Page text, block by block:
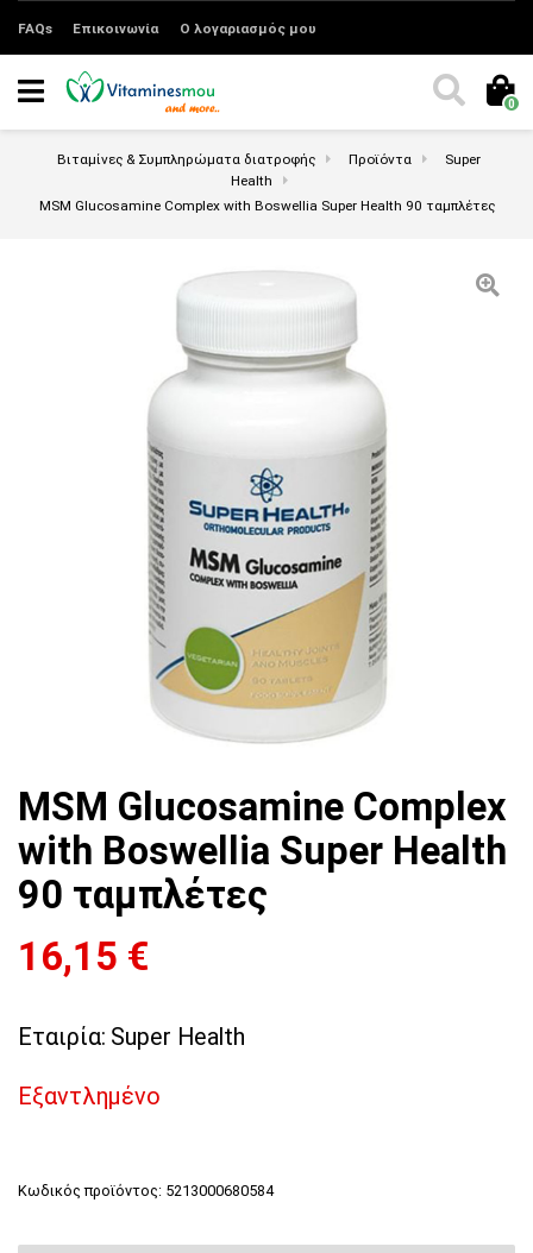
FAQs Επικοινωνία Ο λογαριασμός μου
0
Βιταμίνες & Συμπληρώματα διατροφής Προϊόντα
Super
Health
MSM Glucosamine Complex with Boswellia Super Health 90 ταμπλέτες
MSM Glucosamine Complex
with Boswellia Super Health
90 ταμπλέτες
16,15 €
Εταιρία: Super Health
Εξαντλημένο
Κωδικός προϊόντος: 5213000680584